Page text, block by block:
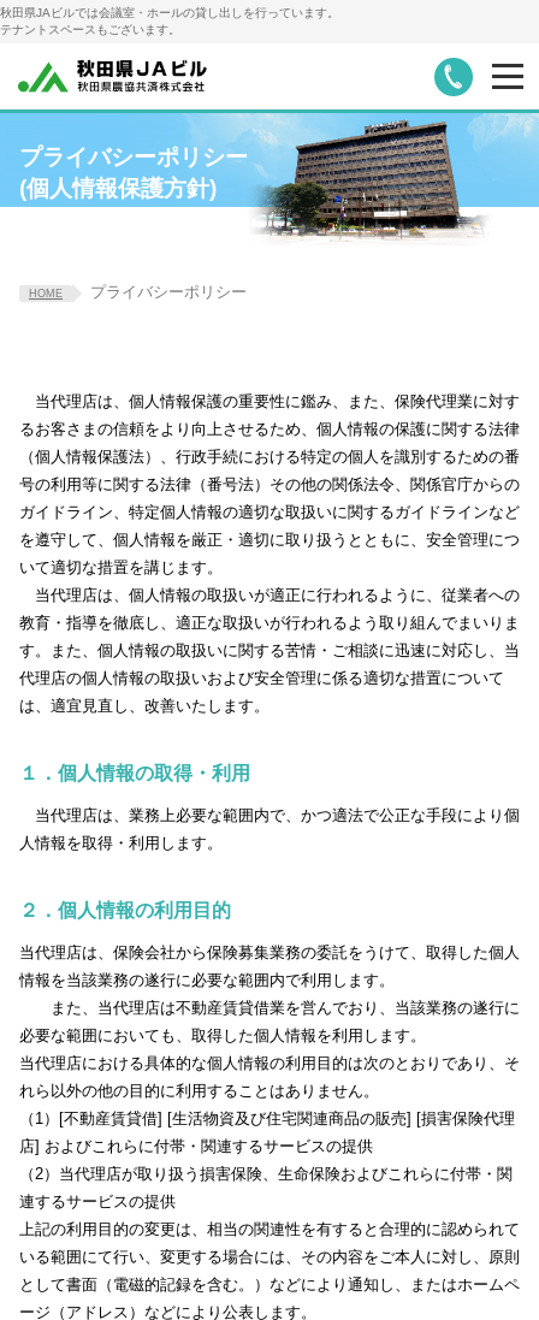
秋田県JAビルでは会議室・ホールの貸し出しを行っています。
テナントスペースもございます。
お知らせ 会議室・ホール詳細・料金
会議室ご利用の手順
アクセス・駐車場
プライバシーポリシー
(個人情報保護方針)
HOME プライバシーポリシー
当代理店は、個人情報保護の重要性に鑑み、また、保険代理業に対す
るお客さまの信頼をより向上させるため、個人情報の保護に関する法律
（個人情報保護法）、行政手続における特定の個人を識別するための番
号の利用等に関する法律（番号法）その他の関係法令、関係官庁からの
ガイドライン、特定個人情報の適切な取扱いに関するガイドラインなど
を遵守して、個人情報を厳正・適切に取り扱うとともに、安全管理につ
いて適切な措置を講じます。
当代理店は、個人情報の取扱いが適正に行われるように、従業者への
教育・指導を徹底し、適正な取扱いが行われるよう取り組んでまいりま
す。また、個人情報の取扱いに関する苦情・ご相談に迅速に対応し、当
代理店の個人情報の取扱いおよび安全管理に係る適切な措置について
は、適宜見直し、改善いたします。
１．個人情報の取得・利用
当代理店は、業務上必要な範囲内で、かつ適法で公正な手段により個
人情報を取得・利用します。
２．個人情報の利用目的
当代理店は、保険会社から保険募集業務の委託をうけて、取得した個人
情報を当該業務の遂行に必要な範囲内で利用します。
また、当代理店は不動産賃貸借業を営んでおり、当該業務の遂行に
必要な範囲においても、取得した個人情報を利用します。
当代理店における具体的な個人情報の利用目的は次のとおりであり、そ
れら以外の他の目的に利用することはありません。
（1）[不動産賃貸借] [生活物資及び住宅関連商品の販売] [損害保険代理
店] およびこれらに付帯・関連するサービスの提供
（2）当代理店が取り扱う損害保険、生命保険およびこれらに付帯・関
連するサービスの提供
上記の利用目的の変更は、相当の関連性を有すると合理的に認められて
いる範囲にて行い、変更する場合には、その内容をご本人に対し、原則
として書面（電磁的記録を含む。）などにより通知し、またはホームペ
ージ（アドレス）などにより公表します。